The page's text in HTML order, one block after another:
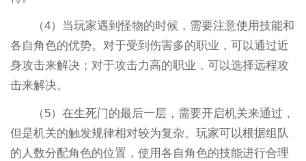
（4）当玩家遇到怪物的时候，需要注意使用技能和
各自角色的优势。对于受到伤害多的职业，可以通过近
身攻击来解决；对于攻击力高的职业，可以选择远程攻
击来解决。
（5）在生死门的最后一层，需要开启机关来通过，
但是机关的触发规律相对较为复杂。玩家可以根据组队
的人数分配角色的位置，使用各自角色的技能进行合理